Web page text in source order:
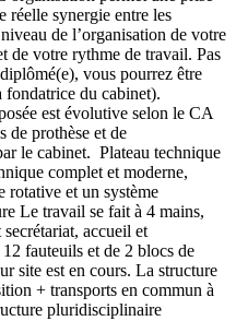
réelle synergie entre les
de l’organisation de votre
de votre rythme de travail. Pas
vous pourrez être
fondatrice du cabinet).
est évolutive selon le CA
de prothèse et de
le cabinet. Plateau technique
complet et moderne,
rotative et un système
Le travail se fait à 4 mains,
accueil et
fauteuils et de 2 blocs de
site est en cours. La structure
+ transports en commun à
pluridisciplinaire